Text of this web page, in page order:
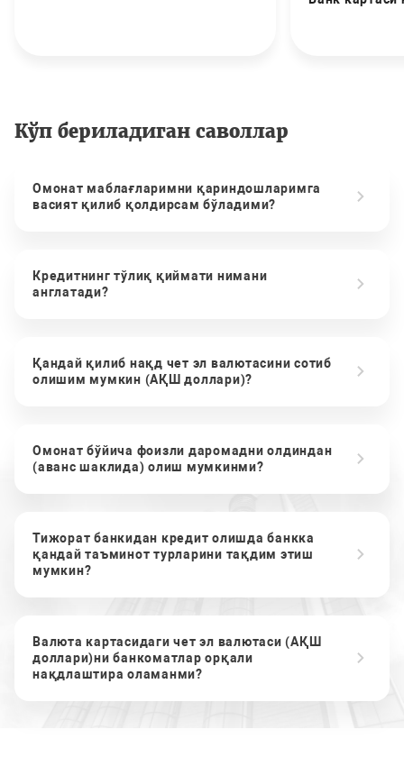
Кўп бериладиган саволлар
Омонат маблағларимни қариндошларимга
васият қилиб қолдирсам бўладими?
Кредитнинг тўлиқ қиймати нимани
англатади?
Қандай қилиб нақд чет эл валютасини сотиб
олишим мумкин (АҚШ доллари)?
Омонат бўйича фоизли даромадни олдиндан
(аванс шаклида) олиш мумкинми?
Тижорат банкидан кредит олишда банкка
қандай таъминот турларини тақдим этиш
мумкин?
Валюта картасидаги чет эл валютаси (АҚШ
доллари)ни банкоматлар орқали
нақдлаштира оламанми?